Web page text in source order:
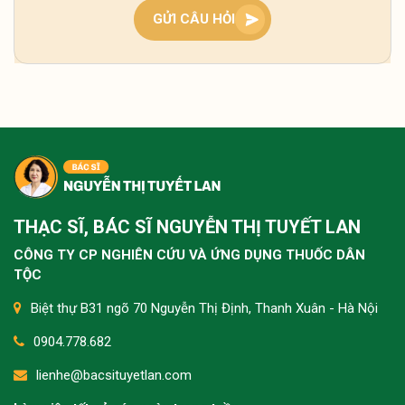
theo dõi thêm. Nếu kéo dài, nên thăm khám sớm
để xác định nguyên nhân và điều chỉnh kịp thời.
nhẹ, nhất là ban đêm rất khó chịu thì có cách nào
Tình trạng tê buốt tay lâu năm thường do khí
con nên kết hợp giữ ấm, vận động nhẹ và dưỡng
sinh như ngâm chân để cải thiện từ gốc. Nếu kéo
dài không giảm, nên thăm khám sớm để xử lý
lưng, nhất là khi ngồi lâu hoặc buổi tối, không biết
GỬI CÂU HỎI
THẠC SĨ, BÁC SĨ NGUYỄN THỊ TUYẾT LAN
CÔNG TY CP NGHIÊN CỨU VÀ ỨNG DỤNG THUỐC DÂN
TỘC
Biệt thự B31 ngõ 70 Nguyễn Thị Định, Thanh Xuân - Hà Nội
0904.778.682
lienhe@bacsituyetlan.com